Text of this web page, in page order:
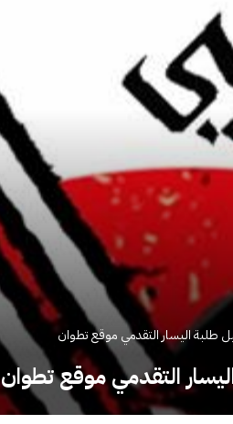
طلبة اليسار التقدمي موقع تطوان
التقدمي موقع تطوان